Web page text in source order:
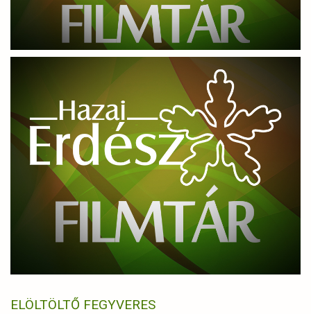
ELÖLTÖLTŐ FEGYVERES